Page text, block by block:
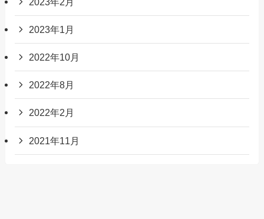
2023年1月
2022年10月
2022年8月
2022年2月
2021年11月